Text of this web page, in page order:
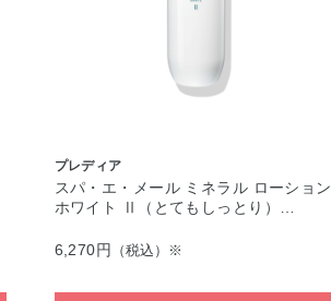
プレディア
スパ・エ・メール ミネラル ローション
ホワイト Ⅱ（とてもしっとり）…
6,270円 （税込）※